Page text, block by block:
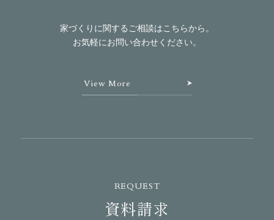
家づくりに関するご相談はこちらから。
お気軽にお問い合わせください。
View More
REQUEST
資料請求